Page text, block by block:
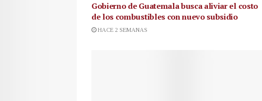
Gobierno de Guatemala busca aliviar el costo
de los combustibles con nuevo subsidio
HACE 2 SEMANAS